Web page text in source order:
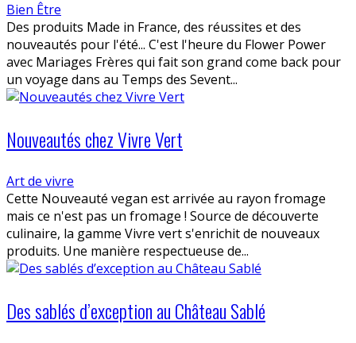
Bien Être
Des produits Made in France, des réussites et des
nouveautés pour l'été... C'est l'heure du Flower Power
avec Mariages Frères qui fait son grand come back pour
un voyage dans au Temps des Sevent...
Nouveautés chez Vivre Vert
Art de vivre
Cette Nouveauté vegan est arrivée au rayon fromage
mais ce n'est pas un fromage ! Source de découverte
culinaire, la gamme Vivre vert s'enrichit de nouveaux
produits. Une manière respectueuse de...
Des sablés d’exception au Château Sablé